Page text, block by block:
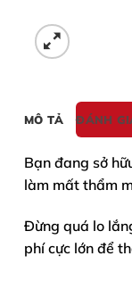
MÔ TẢ ĐÁNH
Bạn đang sở
làm mất thẩm
Đừng quá lo
phí cực lớn để